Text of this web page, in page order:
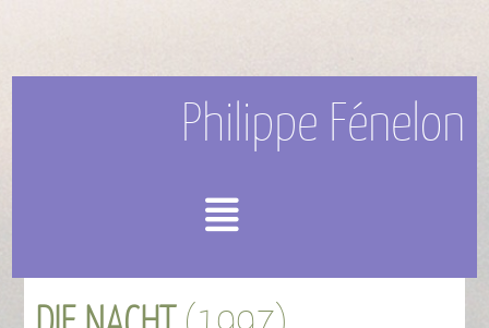
Philippe Fénelon